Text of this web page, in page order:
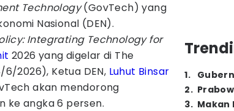
Technology(GovTech) yang
Nasional (DEN).
Integrating Technology for
2026 yang digelar di The
2026), Ketua DEN, Luhut Binsar
akan mendorong
ke angka 6 persen.
1.
2.
3. Makan